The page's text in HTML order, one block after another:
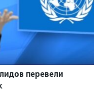
перевели